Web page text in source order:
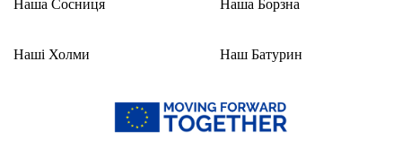
Наша Сосниця
Наші Холми
Наша Борзна
Наш Батурин